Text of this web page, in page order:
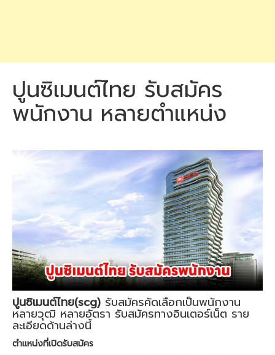
ปูนซิเมนต์ไทย รับสมัคร
พนักงาน หลายตำแหน่ง
ปูนซิเมนต์ไทย(scg) รับสมัครคัดเลือกเป็นพนักงาน
หลายวุฒิ หลายอัตรา รับสมัครทางอินเตอร์เน็ต ราย
ละเอียดด้านล่างนี้
ตำแหน่งที่เปิดรับสมัคร